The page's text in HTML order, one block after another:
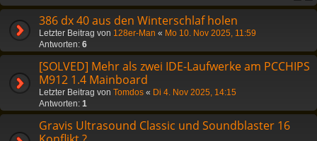
386 dx 40 aus den Winterschlaf holen
Letzter Beitrag von 128er-Man « Mo 10. Nov 2025, 11:59
Antworten: 6
[SOLVED] Mehr als zwei IDE-Laufwerke am PCCHIPS
M912 1.4 Mainboard
Letzter Beitrag von Tomdos « Di 4. Nov 2025, 14:15
Antworten: 1
Gravis Ultrasound Classic und Soundblaster 16